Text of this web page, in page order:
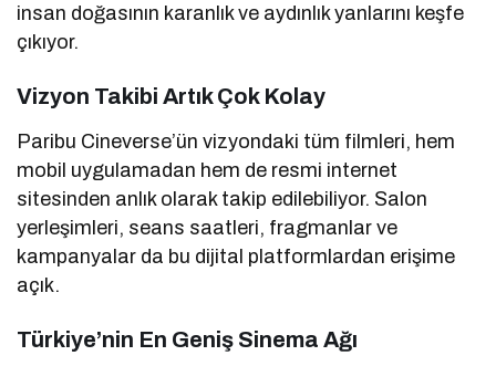
insan doğasının karanlık ve aydınlık yanlarını keşfe
çıkıyor.
Vizyon Takibi Artık Çok Kolay
Paribu Cineverse’ün vizyondaki tüm filmleri, hem
mobil uygulamadan hem de resmi internet
sitesinden anlık olarak takip edilebiliyor. Salon
yerleşimleri, seans saatleri, fragmanlar ve
kampanyalar da bu dijital platformlardan erişime
açık.
Türkiye’nin En Geniş Sinema Ağı